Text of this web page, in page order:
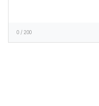
0 / 200